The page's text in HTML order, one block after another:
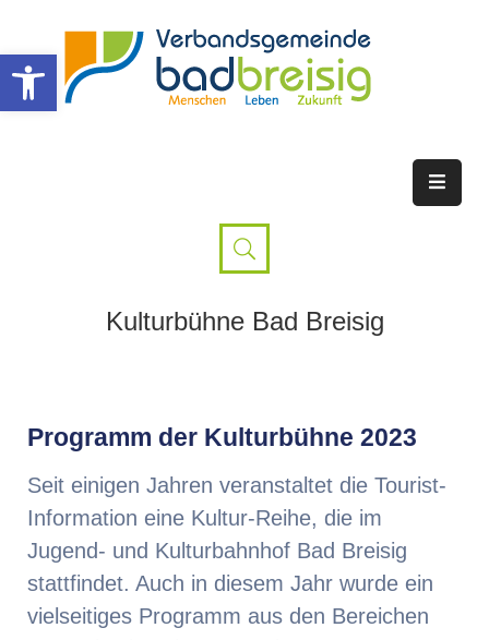
Werkzeugleiste öffnen
Kulturbühne Bad Breisig
Programm der Kulturbühne 2023
Seit einigen Jahren veranstaltet die Tourist-
Information eine Kultur-Reihe, die im
Jugend- und Kulturbahnhof Bad Breisig
stattfindet. Auch in diesem Jahr wurde ein
vielseitiges Programm aus den Bereichen